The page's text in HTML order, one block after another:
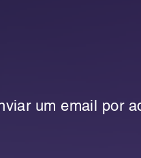
um email por